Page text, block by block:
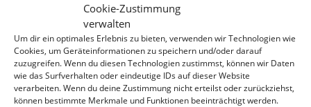
Cookie-Zustimmung
verwalten
Um dir ein optimales Erlebnis zu bieten, verwenden wir Technologien wie
Cookies, um Geräteinformationen zu speichern und/oder darauf
zuzugreifen. Wenn du diesen Technologien zustimmst, können wir Daten
wie das Surfverhalten oder eindeutige IDs auf dieser Website
verarbeiten. Wenn du deine Zustimmung nicht erteilst oder zurückziehst,
können bestimmte Merkmale und Funktionen beeinträchtigt werden.
SUCHEN